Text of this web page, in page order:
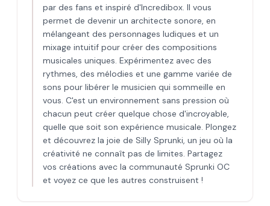
par des fans et inspiré d'Incredibox. Il vous
permet de devenir un architecte sonore, en
mélangeant des personnages ludiques et un
mixage intuitif pour créer des compositions
musicales uniques. Expérimentez avec des
rythmes, des mélodies et une gamme variée de
sons pour libérer le musicien qui sommeille en
vous. C'est un environnement sans pression où
chacun peut créer quelque chose d'incroyable,
quelle que soit son expérience musicale. Plongez
et découvrez la joie de Silly Sprunki, un jeu où la
créativité ne connaît pas de limites. Partagez
vos créations avec la communauté Sprunki OC
et voyez ce que les autres construisent !